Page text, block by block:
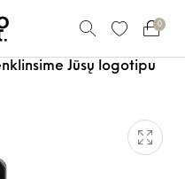
0
Jūsų logotipu